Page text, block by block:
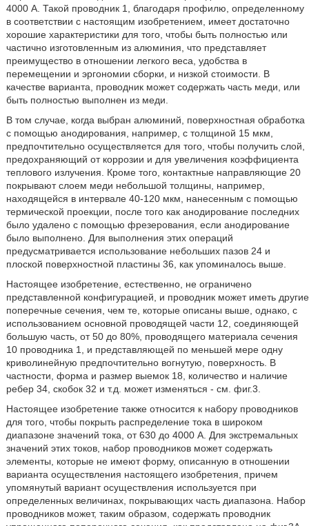
4000 А. Такой проводник 1, благодаря профилю, определенному
в соответствии с настоящим изобретением, имеет достаточно
хорошие характеристики для того, чтобы быть полностью или
частично изготовленным из алюминия, что представляет
преимущество в отношении легкого веса, удобства в
перемещении и эргономии сборки, и низкой стоимости. В
качестве варианта, проводник может содержать часть меди, или
быть полностью выполнен из меди.
В том случае, когда выбран алюминий, поверхностная обработка
с помощью анодирования, например, с толщиной 15 мкм,
предпочтительно осуществляется для того, чтобы получить слой,
предохраняющий от коррозии и для увеличения коэффициента
теплового излучения. Кроме того, контактные направляющие 20
покрывают слоем меди небольшой толщины, например,
находящейся в интервале 40-120 мкм, нанесенным с помощью
термической проекции, после того как анодирование последних
было удалено с помощью фрезерования, если анодирование
было выполнено. Для выполнения этих операций
предусматривается использование небольших пазов 24 и
плоской поверхностной пластины 36, как упоминалось выше.
Настоящее изобретение, естественно, не ограничено
представленной конфигурацией, и проводник может иметь другие
поперечные сечения, чем те, которые описаны выше, однако, с
использованием основной проводящей части 12, соединяющей
большую часть, от 50 до 80%, проводящего материала сечения
10 проводника 1, и представляющей по меньшей мере одну
криволинейную предпочтительно вогнутую, поверхность. В
частности, форма и размер выемок 18, количество и наличие
ребер 34, скобок 32 и т.д. может изменяться - см. фиг.3.
Настоящее изобретение также относится к набору проводников
для того, чтобы покрыть распределение тока в широком
диапазоне значений тока, от 630 до 4000 А. Для экстремальных
значений этих токов, набор проводников может содержать
элементы, которые не имеют форму, описанную в отношении
варианта осуществления настоящего изобретения, причем
упомянутый вариант осуществления используется при
определенных величинах, покрывающих часть диапазона. Набор
проводников может, таким образом, содержать проводник